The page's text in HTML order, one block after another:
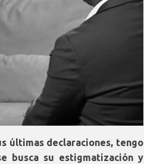
últimas declaraciones, tengo
busca su estigmatización y